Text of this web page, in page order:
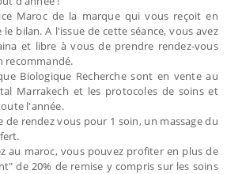
Maroc de la marque qui vous reçoit en
bilan. A l'issue de cette séance, vous avez
et libre à vous de prendre rendez-vous
recommandé.
Biologique Recherche sont en vente au
Marrakech et les protocoles de soins et
l'année.
rendez vous pour 1 soin, un massage du
au maroc, vous pouvez profiter en plus de
de 20% de remise y compris sur les soins